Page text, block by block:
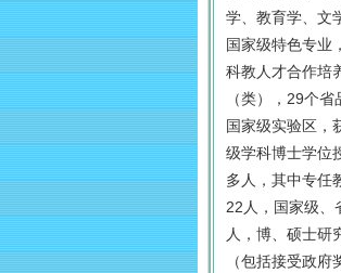
学、教育学、文
国家级特色专业
科教人才合作培
（类），29个
国家级实验区，
级学科博士学位
多人，其中专任
22人，国家级、
人，博、硕士研
（包括接受政